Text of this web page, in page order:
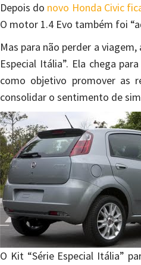
Depois do novo Honda Civic
O motor 1.4 Evo também foi
Mas para não perder a
Especial Itália”. Ela chega
como objetivo promover as
consolidar o sentimento de
O Kit “Série Especial Itália”